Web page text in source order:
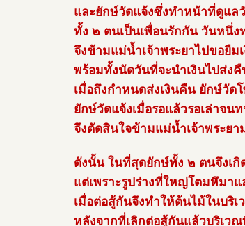
และยักษ์วัดแจ้งซึ่งทำหน้าที่ดูแล
ทั้ง ๒ ตนเป็นเพื่อนรักกัน วันหนึ่ง
จึงข้ามแม่น้ำเจ้าพระยาไปขอยืม
พร้อมทั้งนัดวันที่จะนำเงินไปส่งคื
เมื่อถึงกำหนดส่งเงินคืน ยักษ์วัด
ยักษ์วัดแจ้งเมื่อรอแล้วรอเล่าจน
จึงตัดสินใจข้ามแม่น้ำเจ้าพระย
ดังนั้น ในที่สุดยักษ์ทั้ง ๒ ตนจึงเกิ
แต่เพราะรูปร่างที่ใหญ่โตมหึมา
เมื่อต่อสู้กันจึงทำให้ต้นไม้ในบริ
หลังจากที่เลิกต่อสู้กันแล้วบริเว